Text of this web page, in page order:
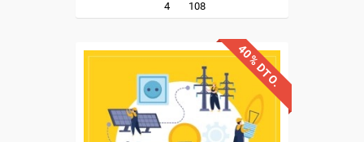
4 108
40% DTO.
Descuentos especiales